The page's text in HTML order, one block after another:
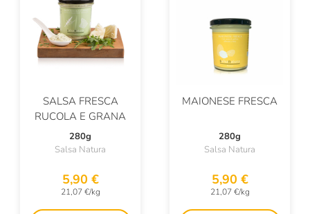
Terre Del Castelmagno
Testa Conserve
Trote Astro
Ventura
Vicente Marino
SALSA FRESCA
RUCOLA E GRANA
280g
Salsa Natura
5,90 €
21,07 €/kg
MAIONESE FRESCA
280g
Salsa Natura
5,90 €
21,07 €/kg